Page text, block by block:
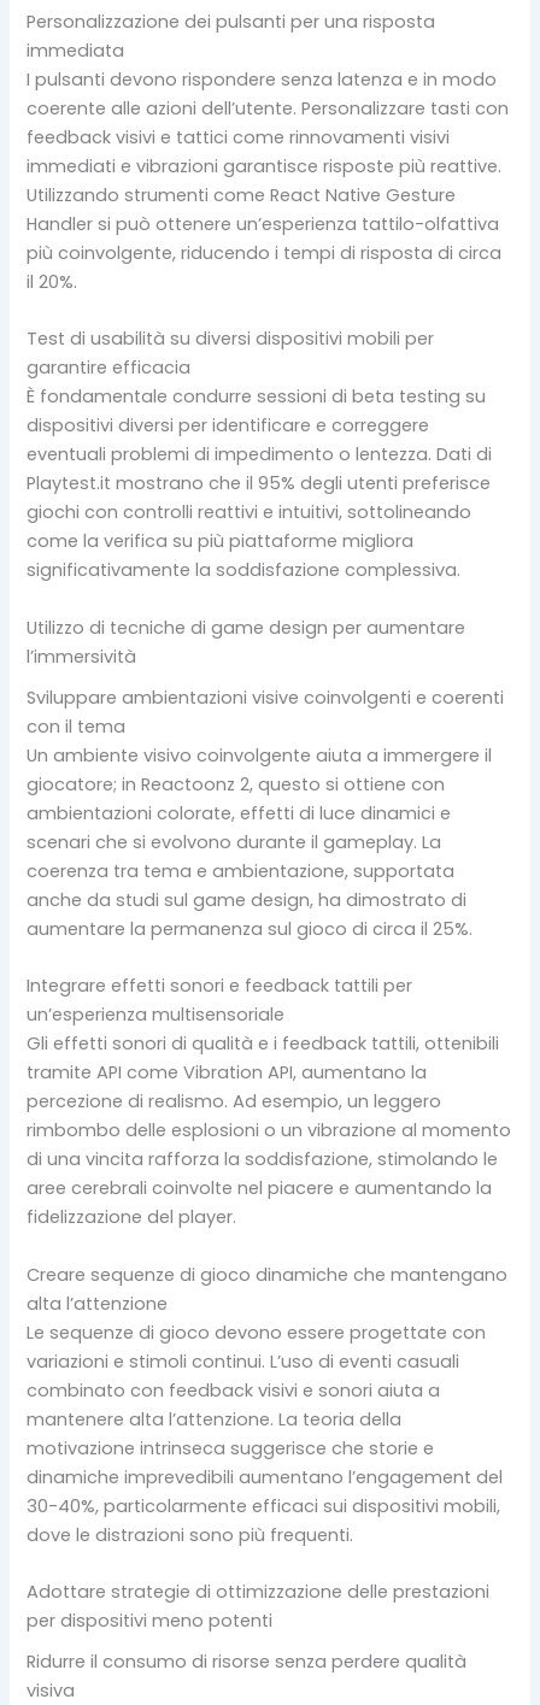
Personalizzazione dei pulsanti per una risposta
immediata
I pulsanti devono rispondere senza latenza e in modo
coerente alle azioni dell’utente. Personalizzare tasti con
feedback visivi e tattici come rinnovamenti visivi
immediati e vibrazioni garantisce risposte più reattive.
Utilizzando strumenti come React Native Gesture
Handler si può ottenere un’esperienza tattilo-olfattiva
più coinvolgente, riducendo i tempi di risposta di circa
il 20%.
Test di usabilità su diversi dispositivi mobili per
garantire efficacia
È fondamentale condurre sessioni di beta testing su
dispositivi diversi per identificare e correggere
eventuali problemi di impedimento o lentezza. Dati di
Playtest.it mostrano che il 95% degli utenti preferisce
giochi con controlli reattivi e intuitivi, sottolineando
come la verifica su più piattaforme migliora
significativamente la soddisfazione complessiva.
Utilizzo di tecniche di game design per aumentare
l’immersività
Sviluppare ambientazioni visive coinvolgenti e coerenti
con il tema
Un ambiente visivo coinvolgente aiuta a immergere il
giocatore; in Reactoonz 2, questo si ottiene con
ambientazioni colorate, effetti di luce dinamici e
scenari che si evolvono durante il gameplay. La
coerenza tra tema e ambientazione, supportata
anche da studi sul game design, ha dimostrato di
aumentare la permanenza sul gioco di circa il 25%.
Integrare effetti sonori e feedback tattili per
un’esperienza multisensoriale
Gli effetti sonori di qualità e i feedback tattili, ottenibili
tramite API come Vibration API, aumentano la
percezione di realismo. Ad esempio, un leggero
rimbombo delle esplosioni o un vibrazione al momento
di una vincita rafforza la soddisfazione, stimolando le
aree cerebrali coinvolte nel piacere e aumentando la
fidelizzazione del player.
Creare sequenze di gioco dinamiche che mantengano
alta l’attenzione
Le sequenze di gioco devono essere progettate con
variazioni e stimoli continui. L’uso di eventi casuali
combinato con feedback visivi e sonori aiuta a
mantenere alta l’attenzione. La teoria della
motivazione intrinseca suggerisce che storie e
dinamiche imprevedibili aumentano l’engagement del
30-40%, particolarmente efficaci sui dispositivi mobili,
dove le distrazioni sono più frequenti.
Adottare strategie di ottimizzazione delle prestazioni
per dispositivi meno potenti
Ridurre il consumo di risorse senza perdere qualità
visiva